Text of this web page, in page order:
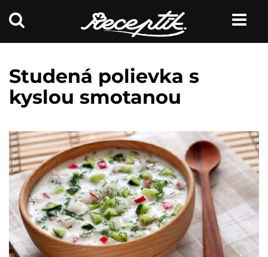
Studená polievka s
kyslou smotanou